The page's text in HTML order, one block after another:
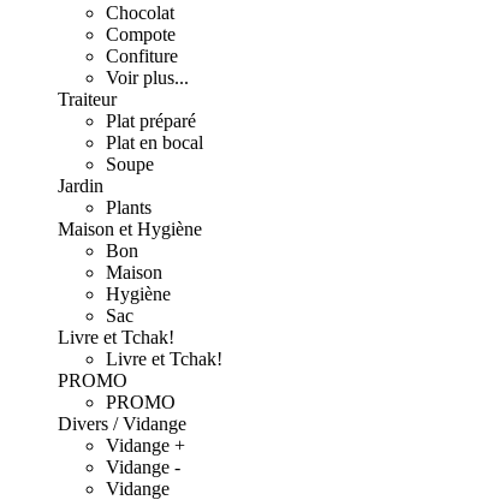
Chocolat
Compote
Confiture
Voir plus...
Traiteur
Plat préparé
Plat en bocal
Soupe
Jardin
Plants
Maison et Hygiène
Bon
Maison
Hygiène
Sac
Livre et Tchak!
Livre et Tchak!
PROMO
PROMO
Divers / Vidange
Vidange +
Vidange -
Vidange